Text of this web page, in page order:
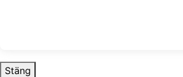
Stäng